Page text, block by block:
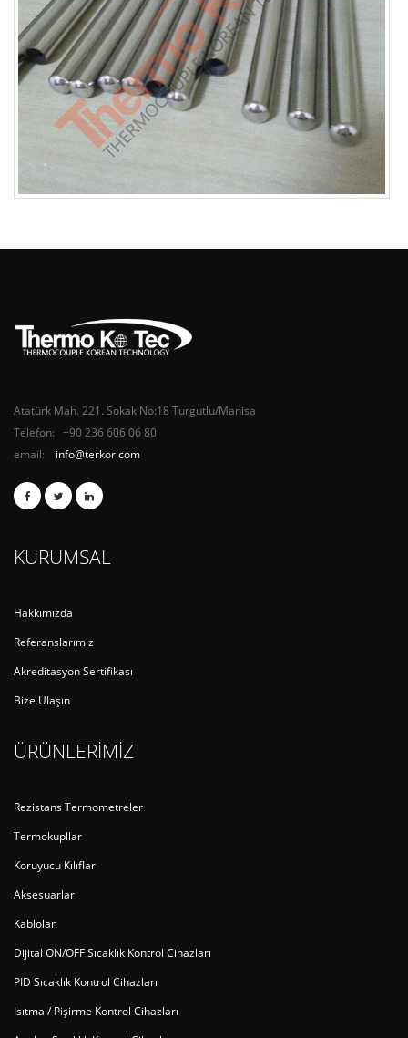
Atatürk Mah. 221. Sokak No:18 Turgutlu/Manisa
Telefon: +90 236 606 06 80
email: info@terkor.com
KURUMSAL
Hakkımızda
Referanslarımız
Akreditasyon Sertifikası
Bize Ulaşın
ÜRÜNLERİMİZ
Rezistans Termometreler
Termokupllar
Koruyucu Kılıflar
Aksesuarlar
Kablolar
Dijital ON/OFF Sıcaklık Kontrol Cihazları
PID Sıcaklık Kontrol Cihazları
Isıtma / Pişirme Kontrol Cihazları